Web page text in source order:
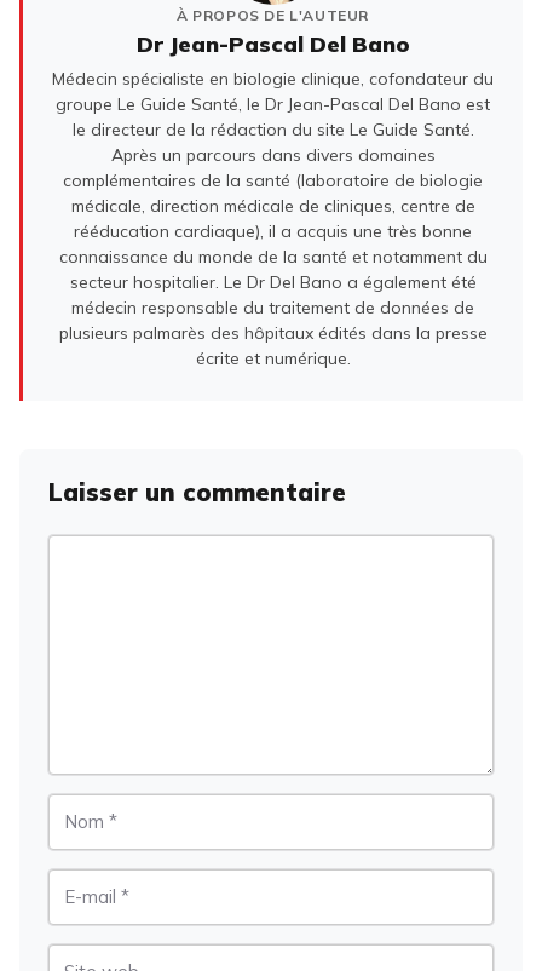
À PROPOS DE L'AUTEUR
Dr Jean-Pascal Del Bano
Médecin spécialiste en biologie clinique, cofondateur du
groupe Le Guide Santé, le Dr Jean-Pascal Del Bano est
le directeur de la rédaction du site Le Guide Santé.
Après un parcours dans divers domaines
complémentaires de la santé (laboratoire de biologie
médicale, direction médicale de cliniques, centre de
rééducation cardiaque), il a acquis une très bonne
connaissance du monde de la santé et notamment du
secteur hospitalier. Le Dr Del Bano a également été
médecin responsable du traitement de données de
plusieurs palmarès des hôpitaux édités dans la presse
écrite et numérique.
Laisser un commentaire